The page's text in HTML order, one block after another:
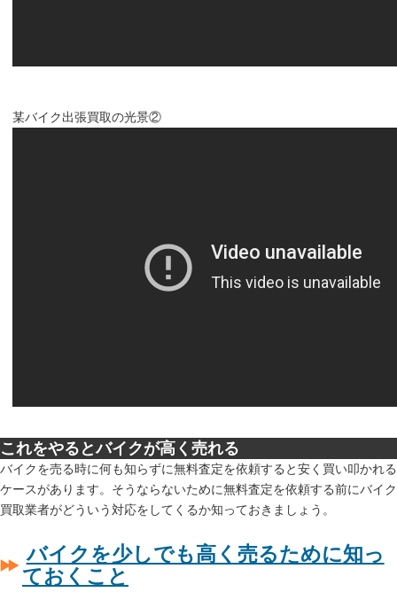
某バイク出張買取の光景②
これをやるとバイクが高く売れる
バイクを売る時に何も知らずに無料査定を依頼すると安く買い叩かれる
ケースがあります。そうならないために無料査定を依頼する前にバイク
買取業者がどういう対応をしてくるか知っておきましょう。
バイクを少しでも高く売るために知っ
ておくこと